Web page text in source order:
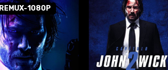
REMUX-1080P